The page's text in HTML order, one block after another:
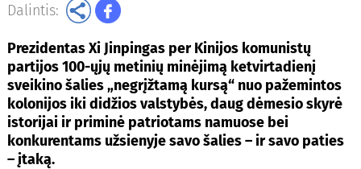
Dalintis:
Prezidentas Xi Jinpingas per Kinijos komunistų
partijos 100-ųjų metinių minėjimą ketvirtadienį
sveikino šalies „negrįžtamą kursą“ nuo pažemintos
kolonijos iki didžios valstybės, daug dėmesio skyrė
istorijai ir priminė patriotams namuose bei
konkurentams užsienyje savo šalies – ir savo paties
– įtaką.